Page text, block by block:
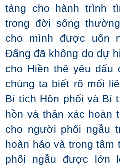
tảng cho hành trình
trong đời sống
cho mình được uốn
Đấng đã không do dự
cho Hiền thê yêu dấu
chúng ta biết rõ mối
Bí tích Hôn phối và Bí
hồn và thân xác hoàn
cho người phối ngẫu
hoàn hảo và trong
phối ngẫu được lớn